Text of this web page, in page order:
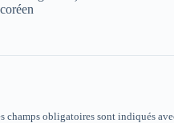
champs obligatoires sont indiqués